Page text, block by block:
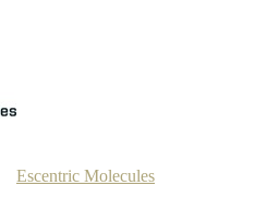
Escentric Molecules